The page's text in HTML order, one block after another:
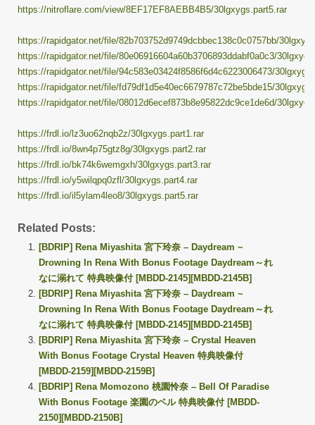
https://nitroflare.com/view/8EF17EF8AEBB4B5/30lgxygs.part5.rar
https://rapidgator.net/file/82b703752d9749dcbbec138c0c0757bb/
https://rapidgator.net/file/80e06916604a60b3706893ddabf0a0c3/
https://rapidgator.net/file/94c583e03424f8586f6d4c6223006473/
https://rapidgator.net/file/fd79df1d5e40ec6679787c72be5bde15/
https://rapidgator.net/file/08012d6ecef873b8e95822dc9ce1de6d/
https://frdl.io/lz3uo62nqb2z/30lgxygs.part1.rar
https://frdl.io/8wn4p75gtz8g/30lgxygs.part2.rar
https://frdl.io/bk74k6wemgxh/30lgxygs.part3.rar
https://frdl.io/y5wilqpq0zfl/30lgxygs.part4.rar
https://frdl.io/il5ylam4leo8/30lgxygs.part5.rar
Related Posts:
[BDRIP] Rena Miyashita 宮下玲奈 – Daydream ~
Drowning In Rena With Bonus Footage Daydream～れ
なに溺れて 特典映像付 [MBDD-2145][MBDD-2145B]
[BDRIP] Rena Miyashita 宮下玲奈 – Daydream ~
Drowning In Rena With Bonus Footage Daydream～れ
なに溺れて 特典映像付 [MBDD-2145][MBDD-2145B]
[BDRIP] Rena Miyashita 宮下玲奈 – Crystal Heaven
With Bonus Footage Crystal Heaven 特典映像付
[MBDD-2159][MBDD-2159B]
[BDRIP] Rena Momozono 桃園怜奈 – Bell Of Paradise
With Bonus Footage 楽園のベル 特典映像付 [MBDD-
2150][MBDD-2150B]